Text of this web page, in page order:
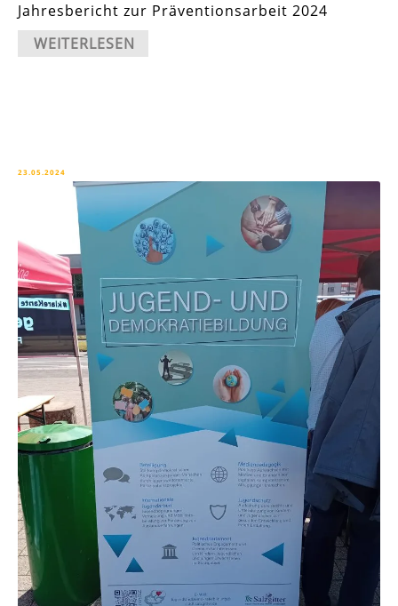
Jahresbericht zur Präventionsarbeit 2024
WEITERLESEN
23.05.2024